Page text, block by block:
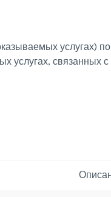
услугах)
услугах, связанных